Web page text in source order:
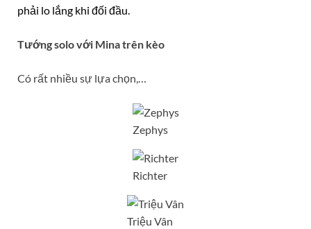
phải lo lắng khi đối đầu.
Tướng solo với Mina trên kèo
Có rất nhiều sự lựa chọn,…
Zephys
Richter
Triệu Vân